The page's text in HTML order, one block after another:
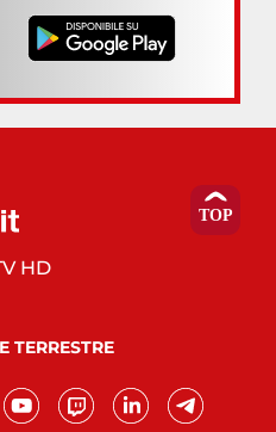
HD
TERRESTRE